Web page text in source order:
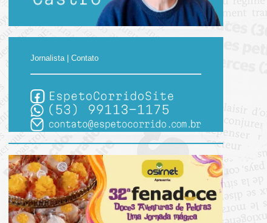
Jornalista | Contato